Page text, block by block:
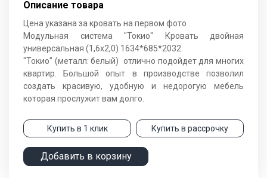
Описание товара
Цена указана за кровать на первом фото .
Модульная система "Токио" Кровать двойная
универсальная (1,6х2,0) 1634*685*2032.
"Токио" (металл: белый) отлично подойдет для многих
квартир. Большой опыт в производстве позволил
создать красивую, удобную и недорогую мебель
которая прослужит вам долго.
Купить в 1 клик Купить в рассрочку
Добавить в корзину